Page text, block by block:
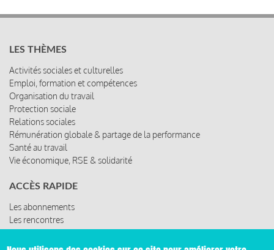
LES THÈMES
Activités sociales et culturelles
Emploi, formation et compétences
Organisation du travail
Protection sociale
Relations sociales
Rémunération globale & partage de la performance
Santé au travail
Vie économique, RSE & solidarité
ACCÈS RAPIDE
Les abonnements
Les rencontres
Les ressources